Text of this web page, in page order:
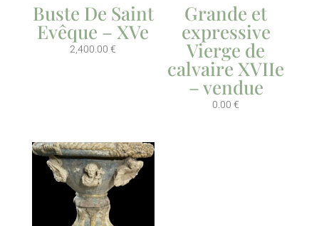
Buste De Saint
Evêque – XVe
2,400.00€
Grande et
expressive
Vierge de
calvaire XVIIe
– vendue
0.00€